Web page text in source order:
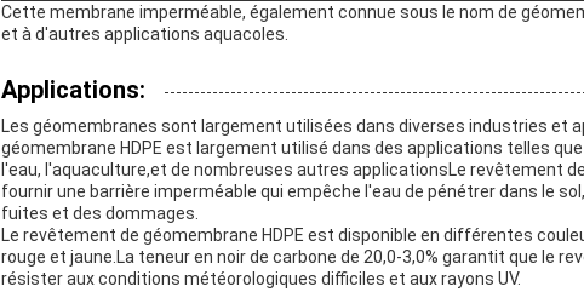
Cette membrane imperméable, également connue sous le nom de
et à d'autres applications aquacoles.
Applications:
Les géomembranes sont largement utilisées dans diverses industries et
géomembrane HDPE est largement utilisé dans des applications telles
l'eau, l'aquaculture,et de nombreuses autres applicationsLe revêtement
fournir une barrière imperméable qui empêche l'eau de pénétrer dans le
fuites et des dommages.
Le revêtement de géomembrane HDPE est disponible en différentes
rouge et jaune.La teneur en noir de carbone de 20,0-3,0% garantit que le
résister aux conditions météorologiques difficiles et aux rayons UV.